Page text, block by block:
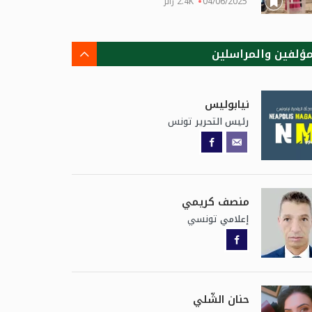
والمراسلين
نيابوليس
رئيس التحرير تونس
منصف كريمي
إعلامي تونسي
حنان الشّلي